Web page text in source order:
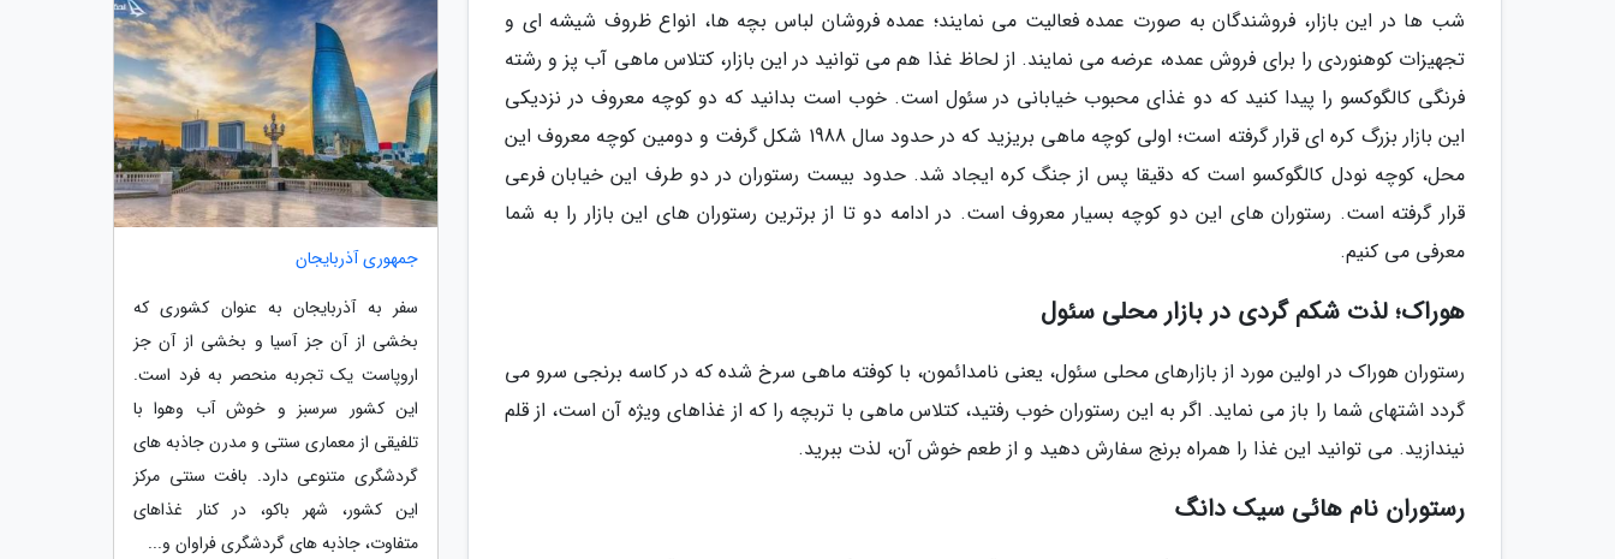
شب ها در این بازار، فروشندگان به صورت عمده فعالیت می نمایند؛ عمده فروشان لباس بچه ها، انواع ظروف شیشه ای و
تجهیزات کوهنوردی را برای فروش عمده، عرضه می نمایند. از لحاظ غذا هم می توانید در این بازار، کتلاس ماهی آب پز و رشته
فرنگی کالگوکسو را پیدا کنید که دو غذای محبوب خیابانی در سئول است. خوب است بدانید که دو کوچه معروف در نزدیکی
این بازار بزرگ کره ای قرار گرفته است؛ اولی کوچه ماهی بریزید که در حدود سال 1988 شکل گرفت و دومین کوچه معروف این
محل، کوچه نودل کالگوکسو است که دقیقا پس از جنگ کره ایجاد شد. حدود بیست رستوران در دو طرف این خیابان فرعی
قرار گرفته است. رستوران های این دو کوچه بسیار معروف است. در ادامه دو تا از برترین رستوران های این بازار را به شما
معرفی می کنیم.
هوراک؛ لذت شکم گردی در بازار محلی سئول
رستوران هوراک در اولین مورد از بازارهای محلی سئول، یعنی نامدائمون، با کوفته ماهی سرخ شده که در کاسه برنجی سرو می
گردد اشتهای شما را باز می نماید. اگر به این رستوران خوب رفتید، کتلاس ماهی با تربچه را که از غذاهای ویژه آن است، از قلم
نیندازید. می توانید این غذا را همراه برنج سفارش دهید و از طعم خوش آن، لذت ببرید.
رستوران نام هائی سیک دانگ
جمهوری آذربایجان
سفر به آذربایجان به عنوان کشوری که
بخشی از آن جز آسیا و بخشی از آن جز
اروپاست یک تجربه منحصر به فرد است.
این کشور سرسبز و خوش آب وهوا با
تلفیقی از معماری سنتی و مدرن جاذبه های
گردشگری متنوعی دارد. بافت سنتی مرکز
این کشور، شهر باکو، در کنار غذاهای
متفاوت، جاذبه های گردشگری فراوان و...